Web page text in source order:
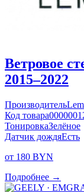
Ветровое
2015–2022
Производитель
Код товара
ТонировкаЗелёное
Датчик дождяЕсть
от 180 BYN
Подробнее →